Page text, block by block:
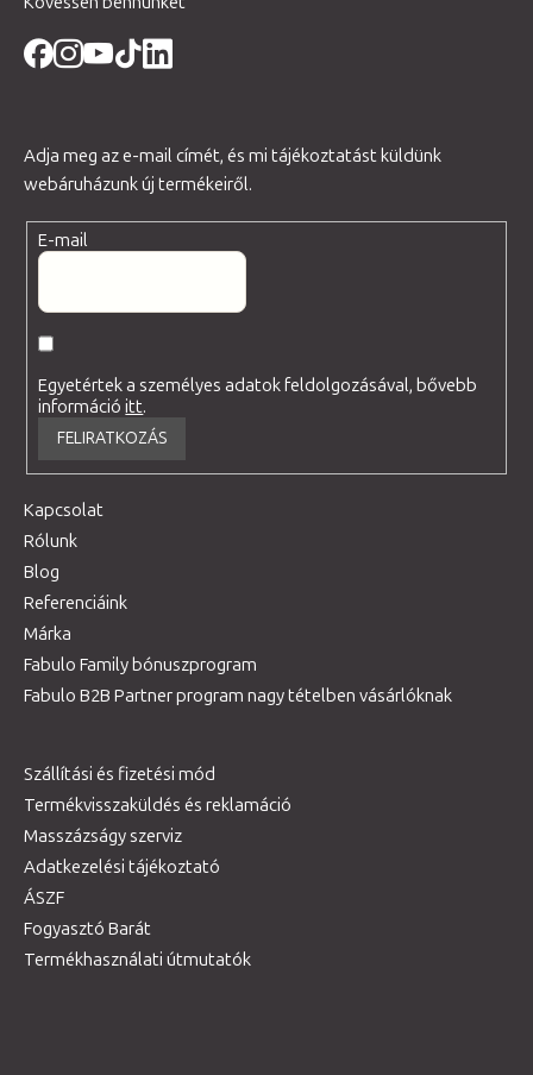
Adja meg az e-mail címét, és mi tájékoztatást küldünk
webáruházunk új termékeiről.
E-mail
Egyetértek a személyes adatok feldolgozásával, bővebb
információitt.
FELIRATKOZÁS
Kapcsolat
Rólunk
Blog
Referenciáink
Márka
Fabulo Family bónuszprogram
Fabulo B2B Partner program nagy tételben vásárlóknak
Szállítási és fizetési mód
Termékvisszaküldés és reklamáció
Masszázságy szerviz
Adatkezelési tájékoztató
ÁSZF
Fogyasztó Barát
Termékhasználati útmutatók